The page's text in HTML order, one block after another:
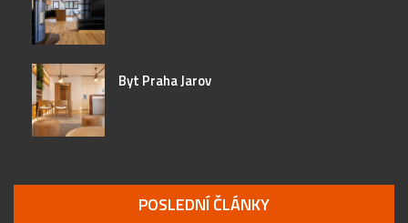
Byt Praha Jarov
POSLEDNÍ ČLÁNKY